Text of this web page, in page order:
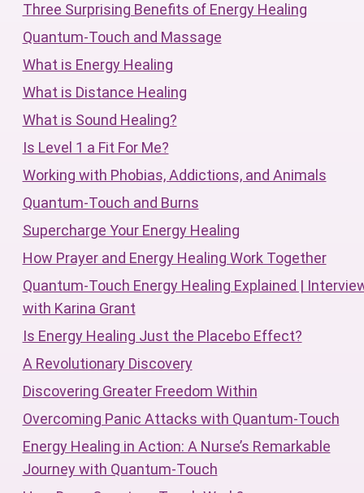
Three Surprising Benefits of Energy Healing
Quantum-Touch and Massage
What is Energy Healing
What is Distance Healing
What is Sound Healing?
Is Level 1 a Fit For Me?
Working with Phobias, Addictions, and Animals
Quantum-Touch and Burns
Supercharge Your Energy Healing
How Prayer and Energy Healing Work Together
Quantum-Touch Energy Healing Explained |
with Karina Grant
Is Energy Healing Just the Placebo Effect?
A Revolutionary Discovery
Discovering Greater Freedom Within
Overcoming Panic Attacks with Quantum-Touch
Energy Healing in Action: A Nurse’s Remarkable
Journey with Quantum-Touch